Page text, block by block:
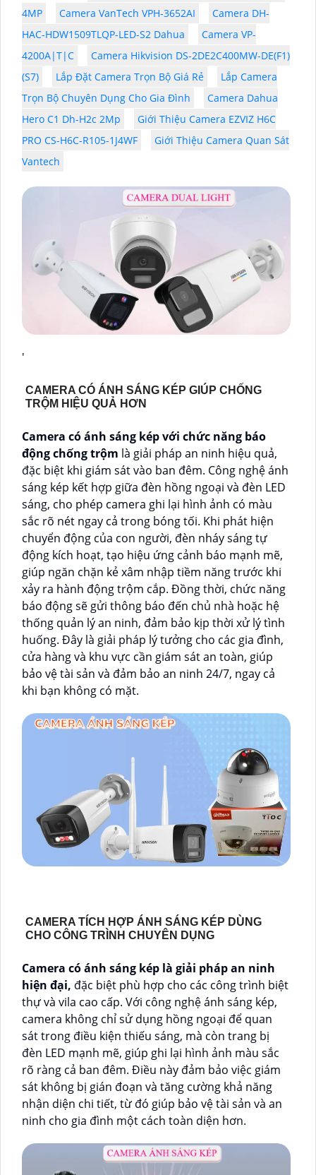
4MP
Camera VanTech VPH-3652AI
Camera DH-
HAC-HDW1509TLQP-LED-S2 Dahua
Camera VP-
4200A|T|C
Camera Hikvision DS-2DE2C400MW-DE(F1)
(S7)
Lắp Đặt Camera Trọn Bộ Giá Rẻ
Lắp Camera
Trọn Bộ Chuyên Dụng Cho Gia Đình
Camera Dahua
Hero C1 Dh-H2c 2Mp
Giới Thiệu Camera EZVIZ H6C
PRO CS-H6C-R105-1J4WF
Giới Thiệu Camera Quan Sát
Vantech
'
CAMERA CÓ ÁNH SÁNG KÉP GIÚP CHỐNG
TRỘM HIỆU QUẢ HƠN
Camera có ánh sáng kép với chức năng báo
động chống trộm là giải pháp an ninh hiệu quả,
đặc biệt khi giám sát vào ban đêm. Công nghệ ánh
sáng kép kết hợp giữa đèn hồng ngoại và đèn LED
sáng, cho phép camera ghi lại hình ảnh có màu
sắc rõ nét ngay cả trong bóng tối. Khi phát hiện
chuyển động của con người, đèn nháy sáng tự
động kích hoạt, tạo hiệu ứng cảnh báo mạnh mẽ,
giúp ngăn chặn kẻ xâm nhập tiềm năng trước khi
xảy ra hành động trộm cắp. Đồng thời, chức năng
báo động sẽ gửi thông báo đến chủ nhà hoặc hệ
thống quản lý an ninh, đảm bảo kịp thời xử lý tình
huống. Đây là giải pháp lý tưởng cho các gia đình,
cửa hàng và khu vực cần giám sát an toàn, giúp
bảo vệ tài sản và đảm bảo an ninh 24/7, ngay cả
khi bạn không có mặt.
CAMERA TÍCH HỢP ÁNH SÁNG KÉP DÙNG
CHO CÔNG TRÌNH CHUYÊN DỤNG
Camera có ánh sáng kép là giải pháp an ninh
hiện đại, đặc biệt phù hợp cho các công trình biệt
thự và vila cao cấp. Với công nghệ ánh sáng kép,
camera không chỉ sử dụng hồng ngoại để quan
sát trong điều kiện thiếu sáng, mà còn trang bị
đèn LED mạnh mẽ, giúp ghi lại hình ảnh màu sắc
rõ ràng cả ban đêm. Điều này đảm bảo việc giám
sát không bị gián đoạn và tăng cường khả năng
nhận diện chi tiết, từ đó giúp bảo vệ tài sản và an
ninh cho gia đình một cách toàn diện hơn.